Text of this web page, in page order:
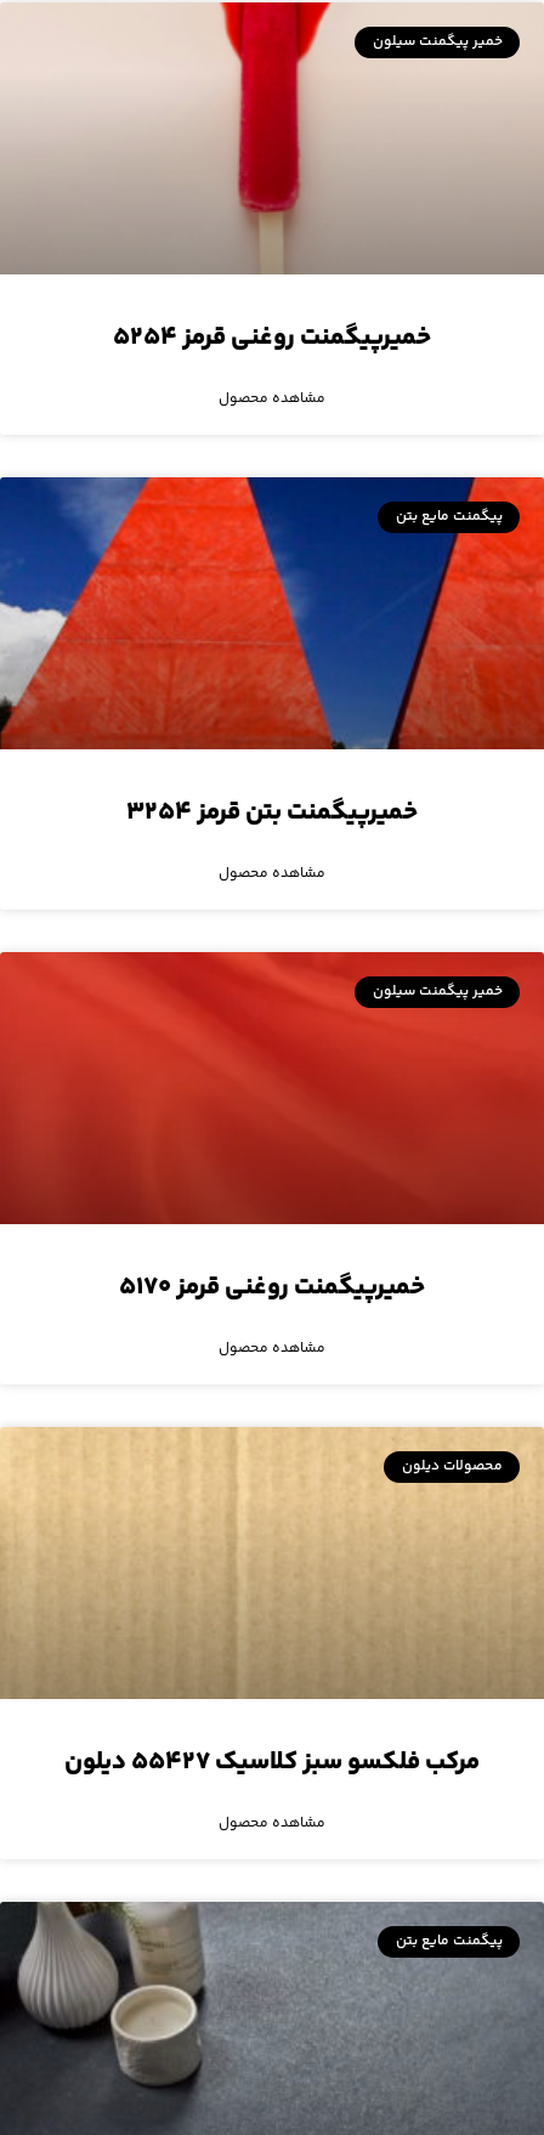
خمیر پیگمنت سیلون
خمیرپیگمنت روغنی قرمز ۵۲۵۴
مشاهده محصول
پیگمنت مایع بتن
خمیرپیگمنت بتن قرمز ۳۲۵۴
مشاهده محصول
خمیر پیگمنت سیلون
خمیرپیگمنت روغنی قرمز ۵۱۷۰
مشاهده محصول
محصولات دیلون
مرکب فلکسو سبز کلاسیک ۵۵۴۲۷ دیلون
مشاهده محصول
پیگمنت مایع بتن